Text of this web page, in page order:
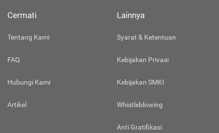
Cermati
Tentang Kami
FAQ
Hubungi Kami
Artikel
Lainnya
Syarat & Ketentuan
Kebijakan Privasi
Kebijakan SMKI
Whistleblowing
Anti Gratifikasi